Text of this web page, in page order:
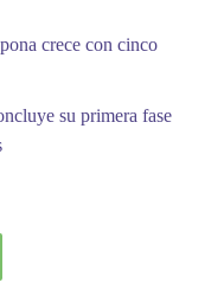
crece con cinco
su primera fase